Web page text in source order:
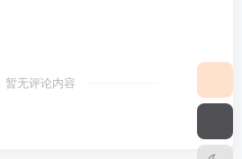
暂无评论内容